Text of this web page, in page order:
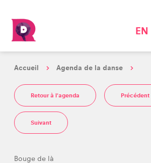
EN
Accueil Agenda de la danse
Retour à l'agenda Précédent
Suivant
Bouge de là